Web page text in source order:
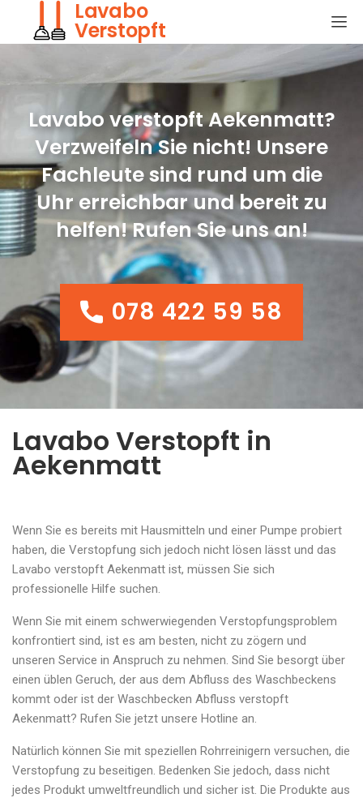
Lavabo
Verstopft
Lavabo verstopft Aekenmatt?
Verzweifeln Sie nicht! Unsere
Fachleute sind rund um die
Uhr erreichbar und bereit zu
helfen! Rufen Sie uns an!
078 422 59 58
078 422 59 58
Lavabo Verstopft in
Aekenmatt
Wenn Sie es bereits mit Hausmitteln und einer Pumpe probiert
haben, die Verstopfung sich jedoch nicht lösen lässt und das
Lavabo verstopft Aekenmatt ist, müssen Sie sich
professionelle Hilfe suchen.
Wenn Sie mit einem schwerwiegenden Verstopfungsproblem
konfrontiert sind, ist es am besten, nicht zu zögern und
unseren Service in Anspruch zu nehmen. Sind Sie besorgt über
einen üblen Geruch, der aus dem Abfluss des Waschbeckens
kommt oder ist der Waschbecken Abfluss verstopft
Aekenmatt? Rufen Sie jetzt unsere Hotline an.
Natürlich können Sie mit speziellen Rohrreinigern versuchen, die
Verstopfung zu beseitigen. Bedenken Sie jedoch, dass nicht
jedes Produkt umweltfreundlich und sicher ist. Die Produkte aus